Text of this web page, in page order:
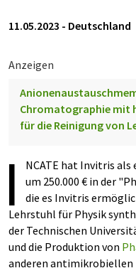
11.05.2023 - Deutschland
Anzeigen
Chromatographie mit
für die Reinigung von
I
NCATE hat Invitris
um 250.000 € in der
die es Invitris
Lehrstuhl für Physik
der Technischen
und die Produktion von
anderen